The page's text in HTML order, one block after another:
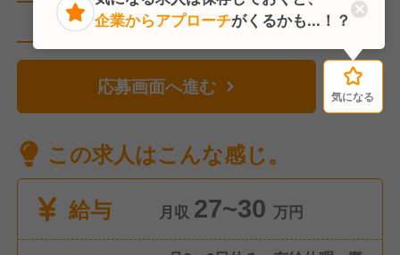
直近3人がこの求人を検討中
応募画面へ進む 気になる
この求人はこんな感じ。
給与
月収 27~30 万円
気になる
企業からアプローチがくるかも...！？